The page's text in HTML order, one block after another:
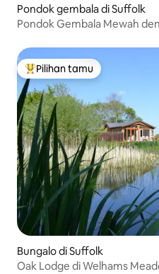
Pondok gembala di Suffolk
Pondok Gembala Mewah
Pilihan tamu terpopuler
Pilihan tamu
Bungalo di Suffolk
Oak Lodge di Welhams